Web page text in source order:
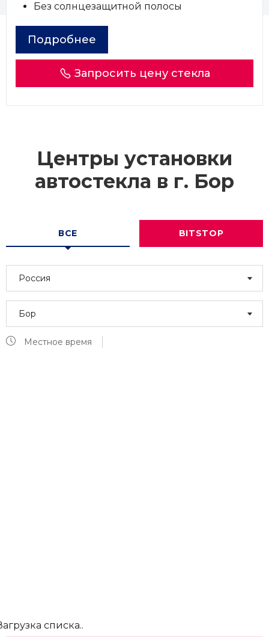
Без солнцезащитной полосы
Подробнее
Запросить цену стекла
Центры установки
автостекла в г. Бор
ВСЕ BITSTOP
Россия
Бор
Местное время
списка..